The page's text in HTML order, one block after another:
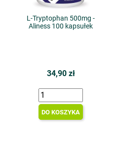
L-Tryptophan 500mg -
Aliness 100 kapsułek
34,90 zł
DO KOSZYKA